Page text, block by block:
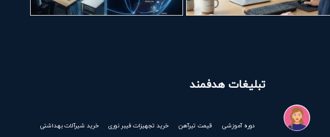
تبلیغات هدفمند
دوره آموزشی قیمت تیرآهن خرید تجهیزات فیبر نوری خرید شیرآلات بهداشتی